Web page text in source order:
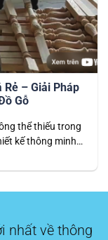
Rẻ – Giải Pháp
Gỗ
thể thiếu trong
kế thông minh,
cần sản xuất
nhất về thông